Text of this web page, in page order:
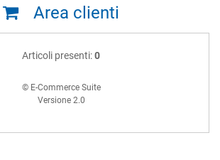
Area clienti
Articoli presenti:0
© E-Commerce Suite
Versione 2.0